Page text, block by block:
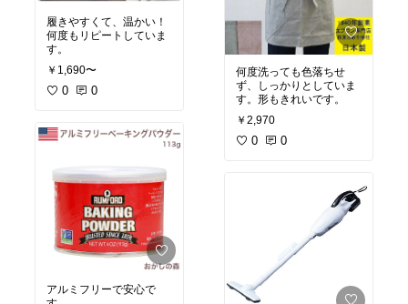
履きやすくて、温かい！
何度もリピートしていま
す。
￥1,690〜
0 0
アルミフリーで安心で
何度洗っても色落ちせ
ず、しっかりとしていま
す。形もきれいです。
￥2,970
0 0